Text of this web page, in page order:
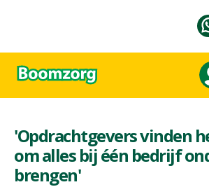
'Opdrachtgevers vinden
om alles bij één bedrijf
brengen'